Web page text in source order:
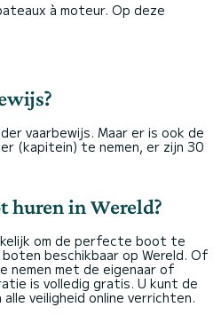
à moteur. Op deze
vaarbewijs. Maar er is ook de
(kapitein) te nemen, er zijn 30
huren in Wereld?
om de perfecte boot te
beschikbaar op Wereld. Of
nemen met de eigenaar of
is volledig gratis. U kunt de
veiligheid online verrichten.